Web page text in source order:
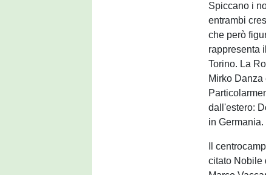
Spiccano i
entrambi
che però
rappresenta
Torino. La
Mirko
dall'estero:
in Germania.
Il
citato Nobile